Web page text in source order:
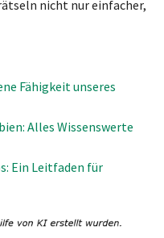
nicht nur einfacher,
Fähigkeit unseres
Alles Wissenswerte
Ein Leitfaden für